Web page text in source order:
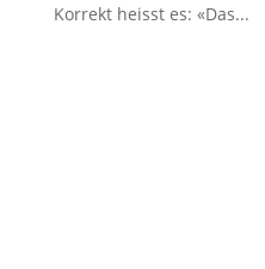
Korrekt heisst es: «Das...